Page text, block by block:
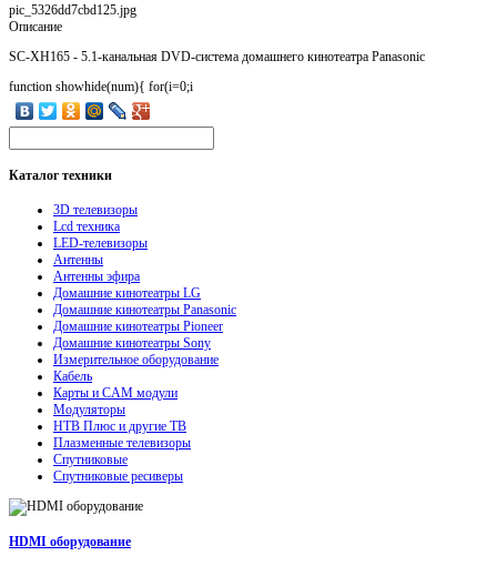
pic_5326dd7cbd125.jpg
Описание
SC-XH165 - 5.1-канальная DVD-система домашнего кинотеатра Panasonic
function showhide(num){ for(i=0;i
Каталогтехники
3D телевизоры
Lcd техника
LED-телевизоры
Антенны
Антенны эфира
Домашние кинотеатры LG
Домашние кинотеатры Panasonic
Домашние кинотеатры Pioneer
Домашние кинотеатры Sony
Измерительное оборудование
Кабель
Карты и CAM модули
Модуляторы
НТВ Плюс и другие ТВ
Плазменные телевизоры
Спутниковые
Спутниковые ресиверы
HDMI оборудование